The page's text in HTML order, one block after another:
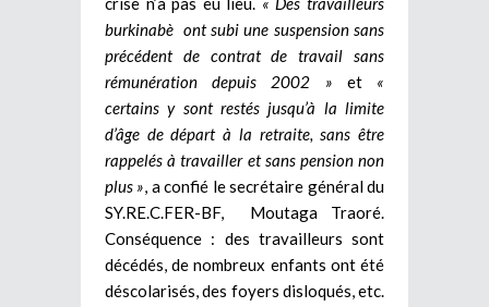
burkinabè ont subi une suspension sans
précédent de contrat de travail sans
rémunération depuis 2002 » et «
certains y sont restés jusqu’à la limite
d’âge de départ à la retraite, sans être
rappelés à travailler et sans pension non
plus » , a confié le secrétaire général du
SY.RE.C.FER-BF, Moutaga Traoré.
Conséquence : des travailleurs sont
décédés, de nombreux enfants ont été
déscolarisés, des foyers disloqués, etc.